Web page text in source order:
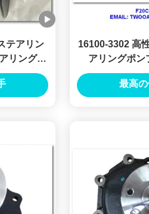
テアリン
リングポ
44320-
16100-3302 高
アリングポン
最高